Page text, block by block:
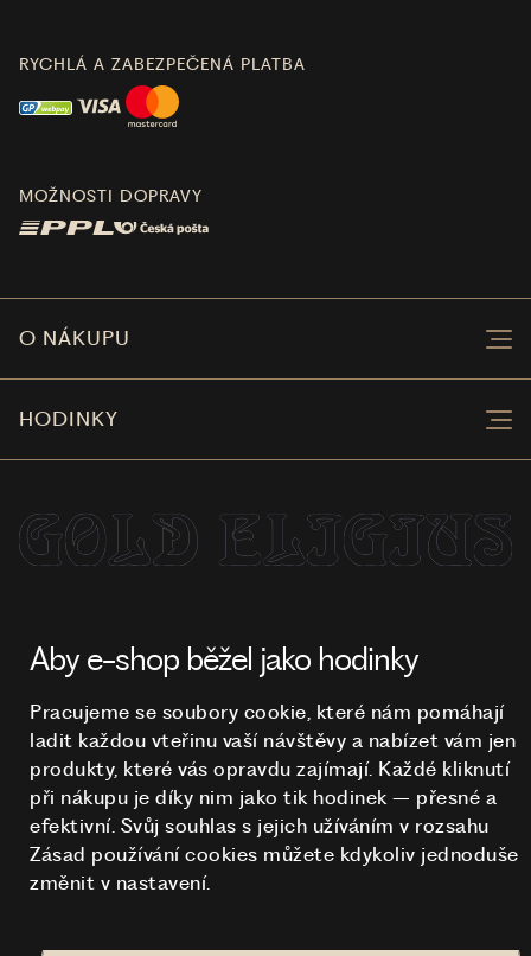
O NÁKUPU
HODINKY
RYCHLÁ A ZABEZPEČENÁ PLATBA
MOŽNOSTI DOPRAVY
Aby e-shop běžel jako hodinky
Pracujeme se soubory cookie, které nám pomáhají
ladit každou vteřinu vaší návštěvy a nabízet vám jen
produkty, které vás opravdu zajímají. Každé kliknutí
při nákupu je díky nim jako tik hodinek – přesné a
efektivní. Svůj souhlas s jejich užíváním v rozsahu
Zásad používání cookies můžete kdykoliv jednoduše
změnit v nastavení.